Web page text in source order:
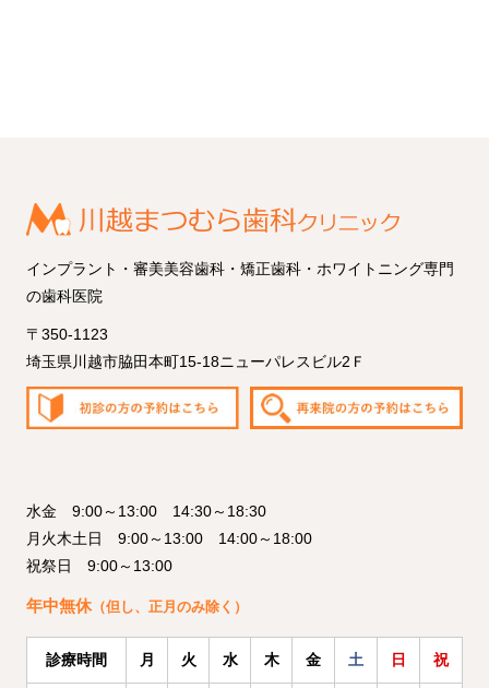
インプラント・審美美容歯科・矯正歯科・ホワイトニング専門
の歯科医院
〒350-1123
埼玉県川越市脇田本町15-18ニューパレスビル2Ｆ
水金 9:00～13:00 14:30～18:30
月火木土日 9:00～13:00 14:00～18:00
祝祭日 9:00～13:00
年中無休（但し、正月のみ除く）
診療時間 月 火 水 木 金 土 日 祝